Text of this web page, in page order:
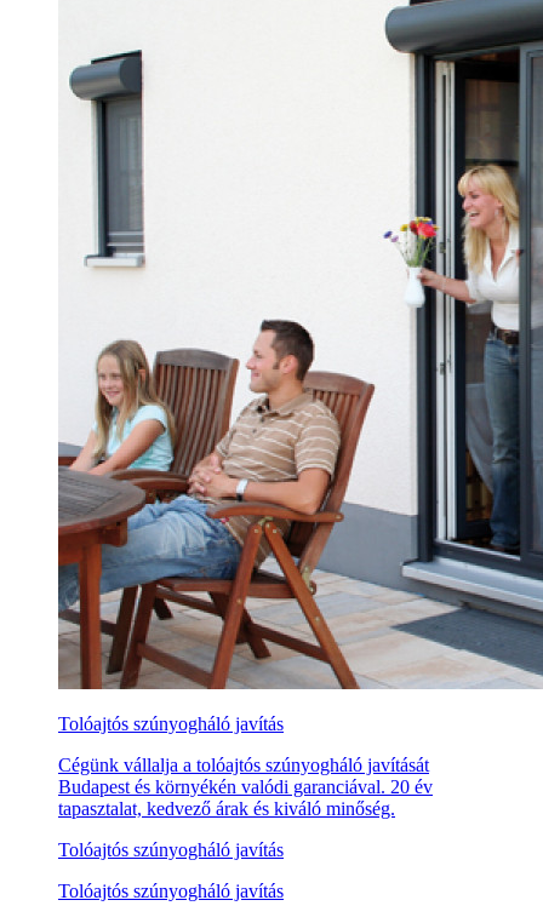
Tolóajtós szúnyogháló javítás
Cégünk vállalja a tolóajtós szúnyogháló javítását
Budapest és környékén valódi garanciával. 20 év
tapasztalat, kedvező árak és kiváló minőség.
Tolóajtós szúnyogháló javítás
Tolóajtós szúnyogháló javítás